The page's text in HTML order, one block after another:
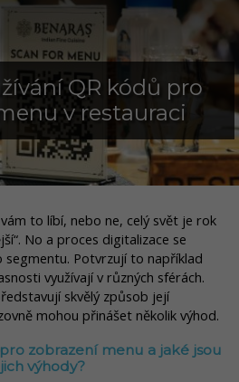
QR kódů pro
v restauraci
to líbí, nebo ne, celý svět je rok
No a proces digitalizace se
Potvrzují to například
využívají v různých sférách.
skvělý způsob její
mohou přinášet několik výhod.
zobrazení menu a jaké jsou
výhody?